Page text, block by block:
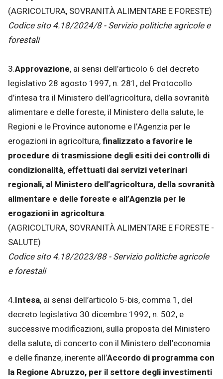
(AGRICOLTURA, SOVRANITÀ ALIMENTARE E FORESTE)
Codice sito 4.18/2024/8 - Servizio politiche agricole e
forestali
3.Approvazione, ai sensi dell’articolo 6 del decreto
legislativo 28 agosto 1997, n. 281, del Protocollo
d’intesa tra il Ministero dell’agricoltura, della sovranità
alimentare e delle foreste, il Ministero della salute, le
Regioni e le Province autonome e l’Agenzia per le
erogazioni in agricoltura,finalizzato a favorire le
procedure di trasmissione degli esiti dei controlli di
condizionalità, effettuati dai servizi veterinari
regionali, al Ministero dell’agricoltura, della sovranità
alimentare e delle foreste e all’Agenzia per le
erogazioni in agricoltura.
(AGRICOLTURA, SOVRANITÀ ALIMENTARE E FORESTE -
SALUTE)
Codice sito 4.18/2023/88 - Servizio politiche agricole
e forestali
4.Intesa, ai sensi dell’articolo 5-bis, comma 1, del
decreto legislativo 30 dicembre 1992, n. 502, e
successive modificazioni, sulla proposta del Ministero
della salute, di concerto con il Ministero dell’economia
e delle finanze, inerente all’Accordo di programma con
la Regione Abruzzo, per il settore degli investimenti